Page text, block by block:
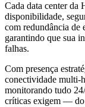
Cada data center da
disponibilidade,
com redundância de
garantindo que sua
falhas.
Com presença
conectividade multi-
monitorando tudo
críticas exigem —